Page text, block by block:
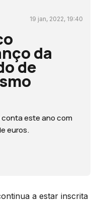
19 jan, 2022, 19:40
da
de
conta este ano com
euros.
a estar inscrita